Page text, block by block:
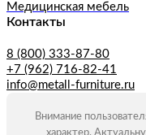
Медицинская мебель
Контакты
8 (800) 333-87-80
+7 (962) 716-82-41
info@metall-furniture.ru
Внимание